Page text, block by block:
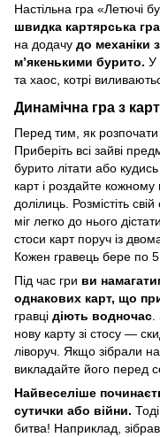
Настільна гра «Летючі
швидка картярська
на додачу до механіки
м’якенькими бурито. У
та хаос, котрі
Динамічна гра з
Перед тим, як розпочати
Приберіть всі зайві
бурито літати або
карт і роздайте
долілиць. Розмістіть
міг легко до нього
стоси карт поруч із
Кожен гравець бере по 5
Під час гри ви
однакових карт, що
гравці діють водночас
нову карту зі стосу —
ліворуч. Якщо зібрали
викладайте його перед
Найвеселіше
сутички або війни.
битва! Наприклад,